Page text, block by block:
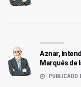
Aznar,
Marqués de
PUBLICADO